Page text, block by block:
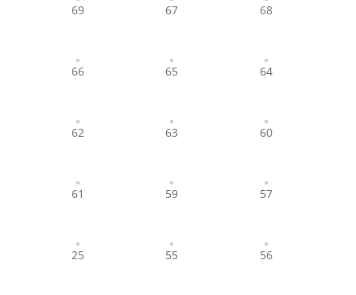
69 67 68
66 65 64
62 63 60
61 59 57
25 55 56